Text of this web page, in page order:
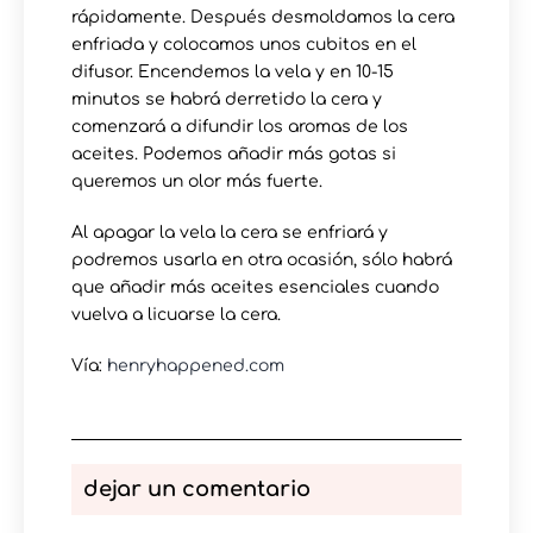
rápidamente. Después desmoldamos la cera
enfriada y colocamos unos cubitos en el
difusor. Encendemos la vela y en 10-15
minutos se habrá derretido la cera y
comenzará a difundir los aromas de los
aceites. Podemos añadir más gotas si
queremos un olor más fuerte.
Al apagar la vela la cera se enfriará y
podremos usarla en otra ocasión, sólo habrá
que añadir más aceites esenciales cuando
vuelva a licuarse la cera.
Vía: henryhappened.com
dejar un comentario